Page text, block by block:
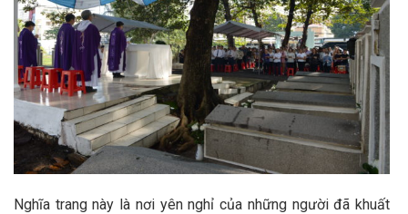
Nghĩa trang này là nơi yên nghỉ của những người đã khuất